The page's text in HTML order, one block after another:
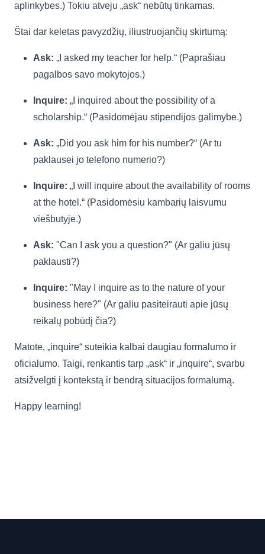
aplinkybes.) Tokiu atveju „ask“ nebūtų tinkamas.
Štai dar keletas pavyzdžių, iliustruojančių skirtumą:
Ask: „I asked my teacher for help.“ (Paprašiau
pagalbos savo mokytojos.)
Inquire: „I inquired about the possibility of a
scholarship.“ (Pasidomėjau stipendijos galimybe.)
Ask: „Did you ask him for his number?“ (Ar tu
paklausei jo telefono numerio?)
Inquire: „I will inquire about the availability of rooms
at the hotel.“ (Pasidomėsiu kambarių laisvumu
viešbutyje.)
Ask: "Can I ask you a question?" (Ar galiu jūsų
paklausti?)
Inquire: "May I inquire as to the nature of your
business here?" (Ar galiu pasiteirauti apie jūsų
reikalų pobūdį čia?)
Matote, „inquire“ suteikia kalbai daugiau formalumo ir
oficialumo. Taigi, renkantis tarp „ask“ ir „inquire“, svarbu
atsižvelgti į kontekstą ir bendrą situacijos formalumą.
Happy learning!